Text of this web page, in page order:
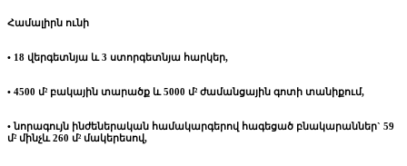
Համալիրն ունի
• 18 վերգետնյա և 3 ստորգետնյա հարկեր,
• 4500 մ² բակային տարածք և 5000 մ² ժամանցային գոտի տանիքում,
• նորագույն ինժեներական համակարգերով հագեցած բնակարաններ` 59
մ² մինչև 260 մ² մակերեսով,